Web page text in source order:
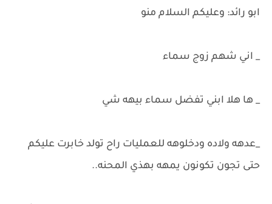
ابو رائد: وعليكم السلام منو
_ اني شهم زوج سماء
_ ها هلا ابني تفضل سماء بيهه شي
_عدهه ولاده ودخلوهه للعمليات راح تولد خابرت عليكم
حتى تجون تكونون يمهه بهذي المحنه..